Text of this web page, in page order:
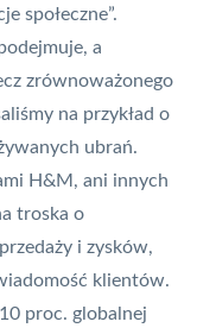
społeczne”.
a
zrównoważonego
na przykład o
ubrań.
H&M, ani innych
troska o
i zysków,
klientów.
proc. globalnej